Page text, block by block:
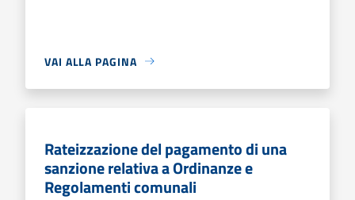
VAI ALLA PAGINA
Rateizzazione del pagamento di una
sanzione relativa a Ordinanze e
Regolamenti comunali